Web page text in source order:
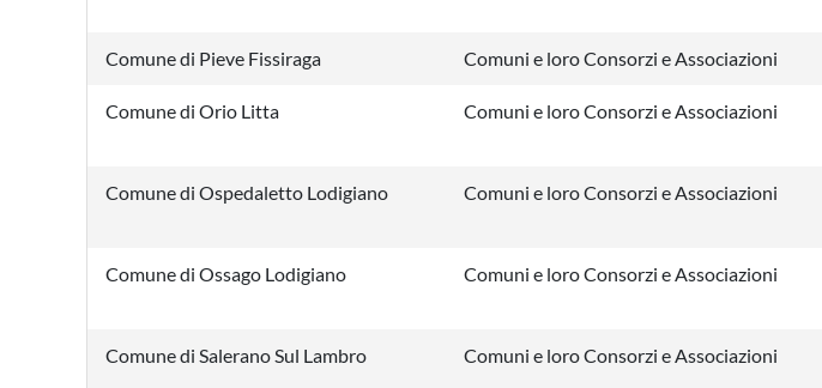
Comune di Pieve Fissiraga Comuni e loro Consorzi e Associazioni
Comune di Orio Litta Comuni e loro Consorzi e Associazioni
Comune di Ospedaletto Lodigiano Comuni e loro Consorzi e Associazioni
Comune di Ossago Lodigiano Comuni e loro Consorzi e Associazioni
Comune di Salerano Sul Lambro Comuni e loro Consorzi e Associazioni